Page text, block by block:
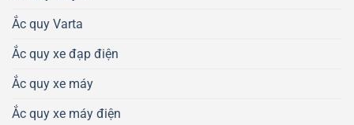
Ắc quy Varta
Ắc quy xe đạp điện
Ắc quy xe máy
Ắc quy xe máy điện